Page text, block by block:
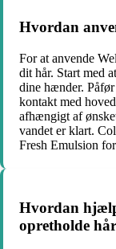
Hvordan
For at anvende
dit hår. Start med
dine hænder.
kontakt med
afhængigt af
vandet er klart.
Fresh Emulsion
Hvordan
opretholde